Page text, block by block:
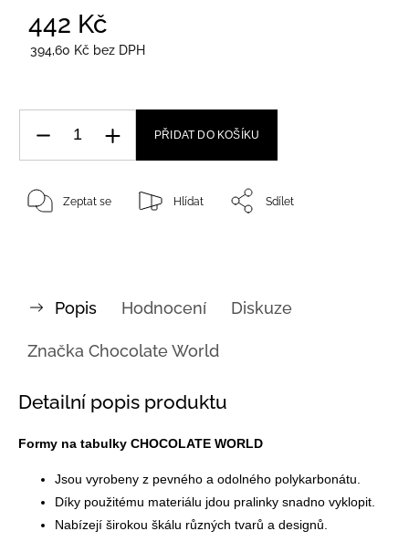
442 Kč
394,60 Kč bez DPH
PŘIDAT DO KOŠÍKU
Zeptat se Hlídat Sdílet
Popis Hodnocení Diskuze
Značka Chocolate World
Detailní popis produktu
Formy na tabulky CHOCOLATE WORLD
Jsou vyrobeny z pevného a odolného polykarbonátu.
Díky použitému materiálu jdou pralinky snadno vyklopit.
Nabízejí širokou škálu různých tvarů a designů.